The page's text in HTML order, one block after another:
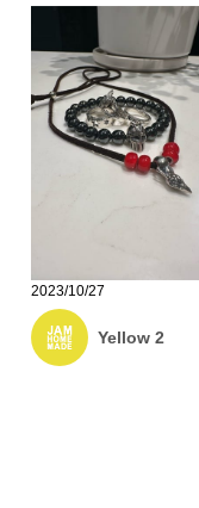
2023/10/27
Yellow 2